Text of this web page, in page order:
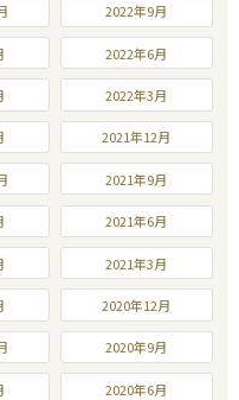
2022年9月
2022年6月
2022年3月
2021年12月
2021年9月
2021年6月
2021年3月
2020年12月
2020年9月
2020年6月